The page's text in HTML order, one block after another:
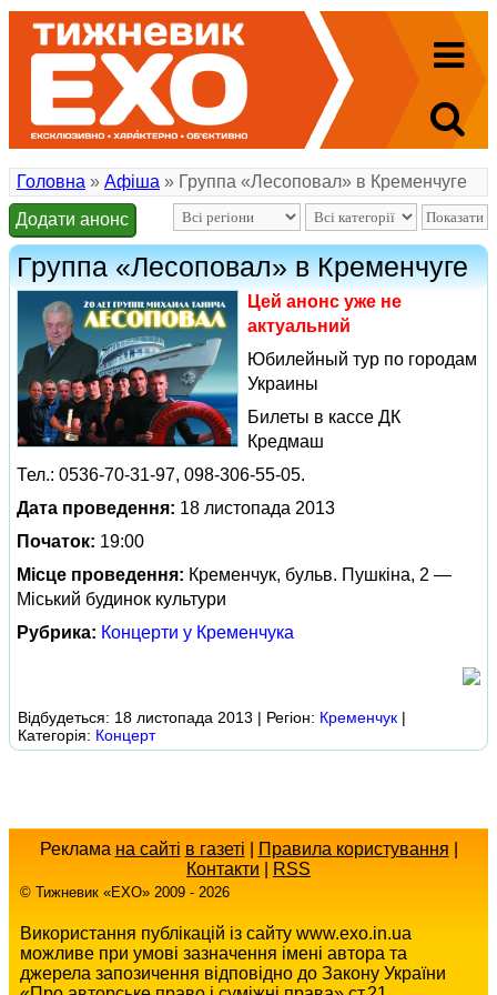
Головна » Афіша » Группа «Лесоповал» в Кременчуге
Додати анонс
Группа «Лесоповал» в Кременчуге
Цей анонс уже не
актуальний
Юбилейный тур по городам
Украины
Билеты в кассе ДК
Кредмаш
Тел.: 0536-70-31-97, 098-306-55-05.
Дата проведення: 18 листопада 2013
Початок: 19:00
Місце проведення: Кременчук, бульв. Пушкіна, 2 —
Міський будинок культури
Рубрика: Концерти у Кременчука
Відбудеться: 18 листопада 2013 | Регіон: Кременчук |
Категорія: Концерт
Реклама на сайті в газеті Правила користування
Контакти
RSS
© Тижневик «EХO» 2009 - 2026
Використання публікацій із сайту www.exo.in.ua
можливе при умові зазначення імені автора та
джерела запозичення відповідно до Закону України